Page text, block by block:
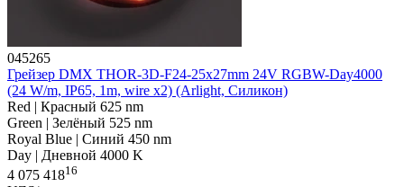
045265
Грейзер DMX THOR-3D-F24-25x27mm 24V RGBW-Day4000
(24 W/m, IP65, 1m, wire x2) (Arlight, Силикон)
Red | Красный 625 nm
Green | Зелёный 525 nm
Royal Blue | Синий 450 nm
Day | Дневной 4000 K
4 075 41816